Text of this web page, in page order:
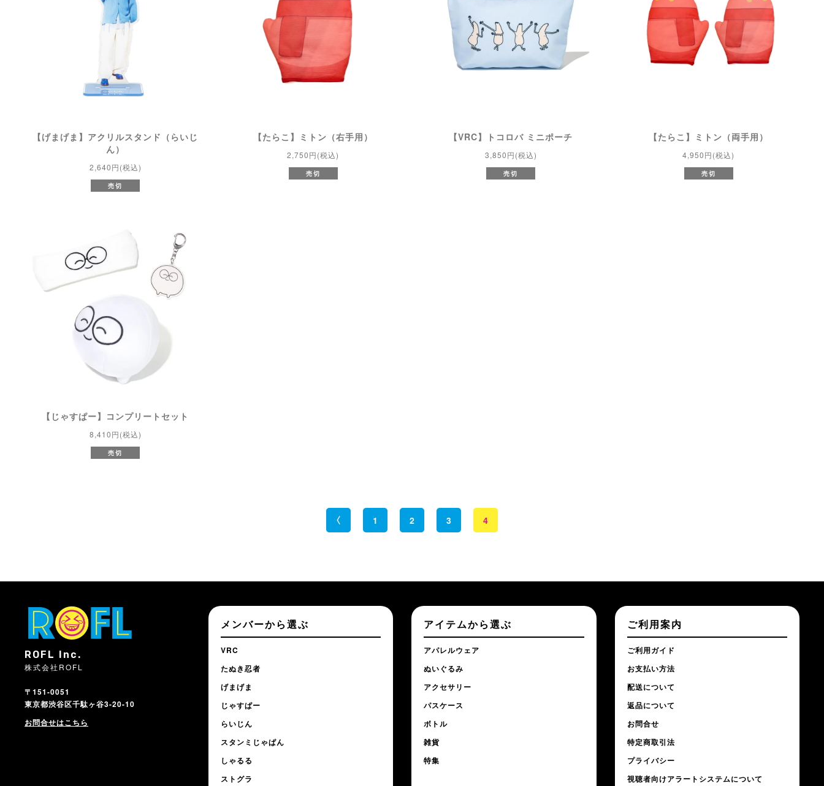
【げまげま】アクリルスタンド（らいじ
ん）
2,640円(税込)
売切
【たらこ】ミトン（右手用）
2,750円(税込)
売切
【VRC】トコロバ ミニポーチ
3,850円(税込)
売切
【たらこ】ミトン（両手用）
4,950円(税込)
売切
【じゃすぱー】コンプリートセット
8,410円(税込)
売切
1 2 3 4
ROFL Inc.
株式会社ROFL
〒151-0051
東京都渋谷区千駄ヶ谷3-20-10
お問合せはこちら
メンバーから選ぶ
VRC
たぬき忍者
げまげま
じゃすぱー
らいじん
スタンミじゃぱん
しゃるる
ストグラ
アイテムから選ぶ
アパレルウェア
ぬいぐるみ
アクセサリー
パスケース
ボトル
雑貨
特集
ご利用案内
ご利用ガイド
お支払い方法
配送について
返品について
お問合せ
特定商取引法
プライバシー
視聴者向けアラートシステムについて